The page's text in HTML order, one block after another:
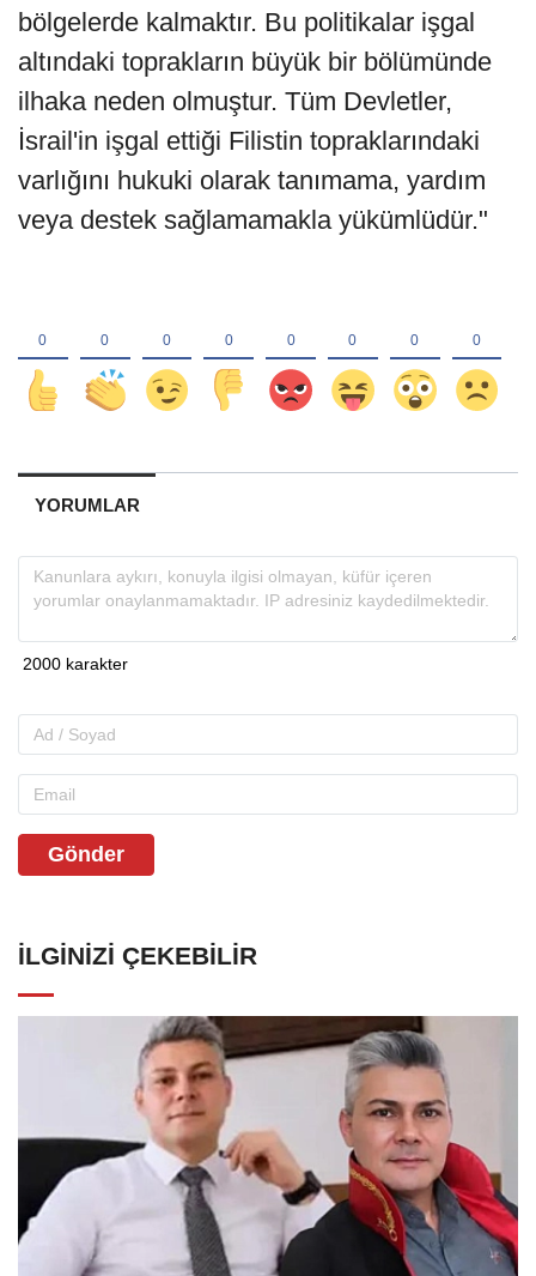
bölgelerde kalmaktır. Bu politikalar işgal
altındaki toprakların büyük bir bölümünde
ilhaka neden olmuştur. Tüm Devletler,
İsrail'in işgal ettiği Filistin topraklarındaki
varlığını hukuki olarak tanımama, yardım
veya destek sağlamamakla yükümlüdür."
YORUMLAR
Gönder
İLGINIZI ÇEKEBILIR